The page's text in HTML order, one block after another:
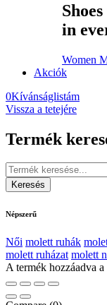
in
Women
Akciók
0Kívánságlistám
Vissza a tetejére
Termék
Népszerű
Női molett ruhák
molett ruházat molett
A termék hozzáadva a